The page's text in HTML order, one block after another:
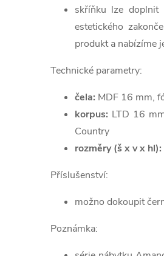
skříňku lze
estetického
produkt a nabízíme
Technické parametry:
čela: MDF 16 mm,
korpus: LTD 16
Country
rozměry (š x v x hl):
Příslušenství:
možno dokoupit
Poznámka: